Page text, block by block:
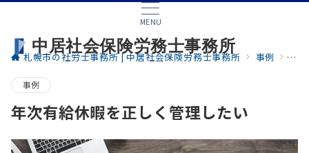
MENU
中居社会保険労務士事務所
札幌市の社労士事務所 | 中居社会保険労務士事務所 事例 年
事例
年次有給休暇を正しく管理したい